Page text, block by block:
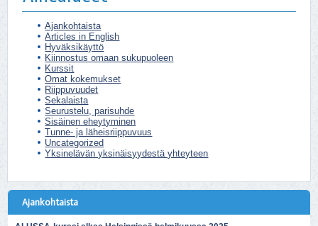
Ajankohtaista
Articles in English
Hyväksikäyttö
Kiinnostus omaan sukupuoleen
Kurssit
Omat kokemukset
Riippuvuudet
Sekalaista
Seurustelu, parisuhde
Sisäinen eheytyminen
Tunne- ja läheisriippuvuus
Uncategorized
Yksinelävän yksinäisyydestä yhteyteen
Ajankohtaista